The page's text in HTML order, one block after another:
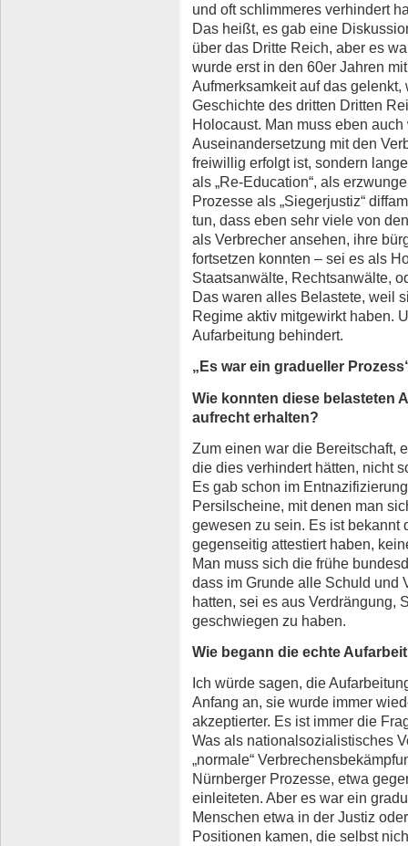
und oft schlimmeres verhindert
Das heißt, es gab eine
über das Dritte Reich, aber es
wurde erst in den 60er Jahren
Aufmerksamkeit auf das
Geschichte des dritten Dritten
Holocaust. Man muss eben
Auseinandersetzung mit den
freiwillig erfolgt ist, sondern
als „Re-Education“, als
Prozesse als „Siegerjustiz“
tun, dass eben sehr viele von
als Verbrecher ansehen, ihre
fortsetzen konnten – sei es als
Staatsanwälte, Rechtsanwälte,
Das waren alles Belastete, weil
Regime aktiv mitgewirkt haben.
Aufarbeitung behindert.
„Es war ein gradueller
Wie konnten diese belasteten
aufrecht erhalten?
Zum einen war die Bereitschaft,
die dies verhindert hätten, nicht
Es gab schon im
Persilscheine, mit denen man
gewesen zu sein. Es ist bekannt
gegenseitig attestiert haben,
Man muss sich die frühe
dass im Grunde alle Schuld und
hatten, sei es aus Verdrängung,
geschwiegen zu haben.
Wie begann die echte
Ich würde sagen, die
Anfang an, sie wurde immer
akzeptierter. Es ist immer die
Was als nationalsozialistisches
„normale“
Nürnberger Prozesse, etwa
einleiteten. Aber es war ein
Menschen etwa in der Justiz
Positionen kamen, die selbst